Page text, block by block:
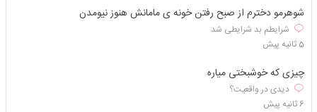
شوهرمو دخترم از صبح رفتن خونه ی مامانش هنوز نیومدن
شرایطم بد شرایطی شد
5 ثانیه پیش
چیزی که خوشبختی میاره
دیدی در واقعیت؟
6 ثانیه پیش